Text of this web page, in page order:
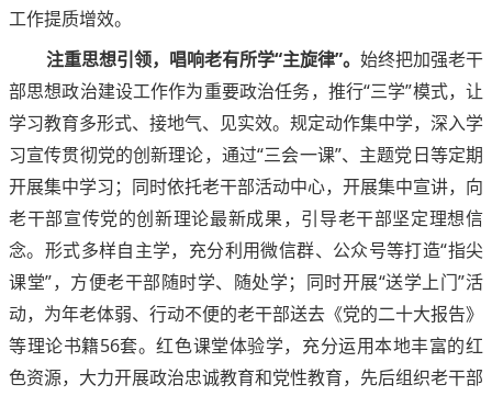
工作提质增效。
注重思想引领，唱响老有所学“主旋律”。 始终把加强老干
部思想政治建设工作作为重要政治任务，推行“三学”模式，让
学习教育多形式、接地气、见实效。规定动作集中学，深入学
习宣传贯彻党的创新理论，通过“三会一课”、主题党日等定期
开展集中学习；同时依托老干部活动中心，开展集中宣讲，向
老干部宣传党的创新理论最新成果，引导老干部坚定理想信
念。形式多样自主学，充分利用微信群、公众号等打造“指尖
课堂”，方便老干部随时学、随处学；同时开展“送学上门”活
动，为年老体弱、行动不便的老干部送去《党的二十大报告》
等理论书籍56套。红色课堂体验学，充分运用本地丰富的红
色资源，大力开展政治忠诚教育和党性教育，先后组织老干部